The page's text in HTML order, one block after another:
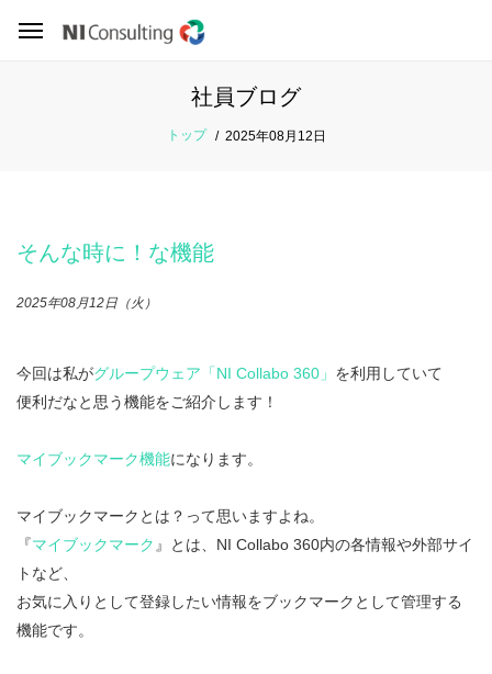
社員ブログ
トップ 2025年08月12日
そんな時に！な機能
2025年08月12日（火）
今回は私がグループウェア「NI Collabo 360」 を利用していて
便利だなと思う機能をご紹介します！
マイブックマーク機能になります。
マイブックマークとは？って思いますよね。
『マイブックマーク 』とは、NI Collabo 360内の各情報や外部サイ
トなど、
お気に入りとして登録したい情報をブックマークとして管理する
機能です。